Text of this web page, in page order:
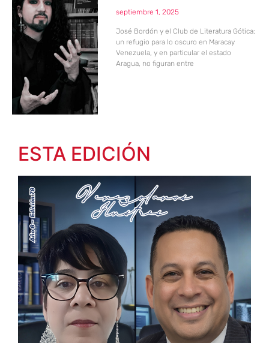
septiembre 1, 2025
José Bordón y el Club de Literatura Gótica:
un refugio para lo oscuro en Maracay
Venezuela, y en particular el estado
Aragua, no figuran entre
ESTA EDICIÓN